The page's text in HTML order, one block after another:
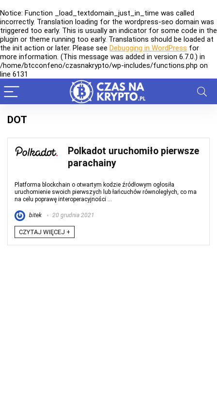
Notice: Function _load_textdomain_just_in_time was called
incorrectly. Translation loading for the wordpress-seo domain was
triggered too early. This is usually an indicator for some code in the
plugin or theme running too early. Translations should be loaded at
the init action or later. Please see Debugging in WordPress for
more information. (This message was added in version 6.7.0.) in
/home/btcconfeno/czasnakrypto/wp-includes/functions.php on
line 6131
DOT
Polkadot uruchomiło pierwsze
parachainy
Platforma blockchain o otwartym kodzie źródłowym ogłosiła
uruchomienie swoich pierwszych lub łańcuchów równoległych, co ma
na celu poprawę interoperacyjności ...
bitek 20 grudnia 2021
CZYTAJ WIĘCEJ +